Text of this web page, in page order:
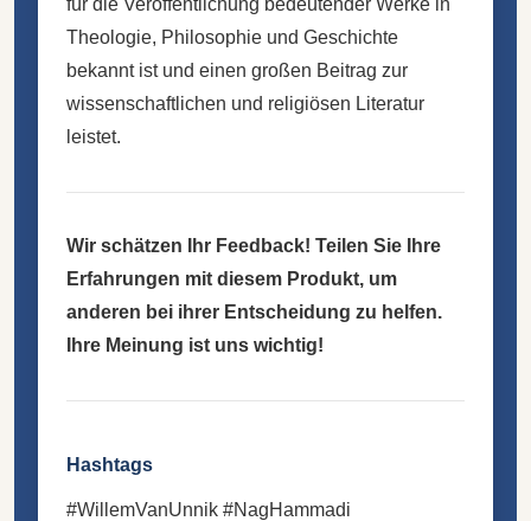
für die Veröffentlichung bedeutender Werke in
Theologie, Philosophie und Geschichte
bekannt ist und einen großen Beitrag zur
wissenschaftlichen und religiösen Literatur
leistet.
Wir schätzen Ihr Feedback! Teilen Sie Ihre
Erfahrungen mit diesem Produkt, um
anderen bei ihrer Entscheidung zu helfen.
Ihre Meinung ist uns wichtig!
Hashtags
#WillemVanUnnik #NagHammadi